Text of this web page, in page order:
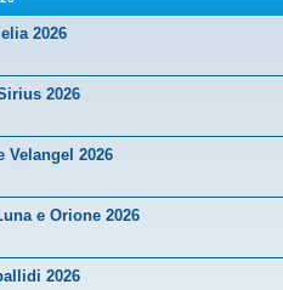
2026
2026
Velangel 2026
e Orione 2026
2026